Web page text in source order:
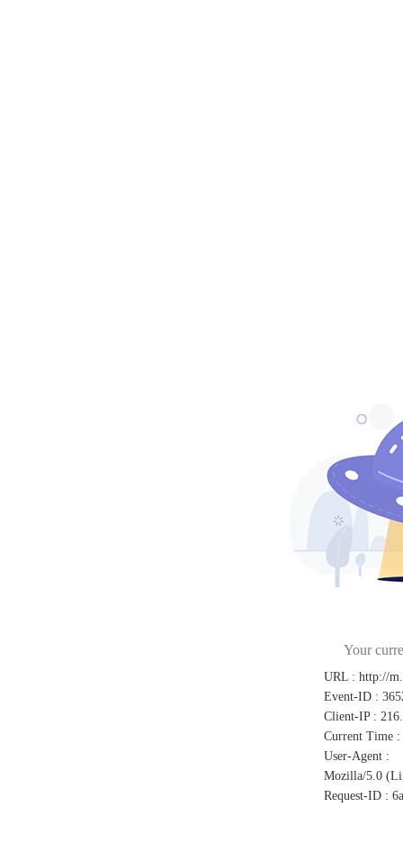
Your
URL : http://
Event-ID :
Client-IP :
Current Time :
User-Agent :
Mozilla/5.0
Request-ID :